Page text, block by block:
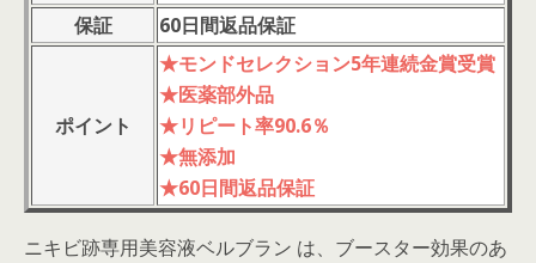
保証
60日間返品保証
ポイント
★モンドセレクション5年連続金賞受賞
★医薬部外品
★リピート率90.6％
★無添加
★60日間返品保証
ニキビ跡専用美容液ベルブラン は、ブースター効果のあ